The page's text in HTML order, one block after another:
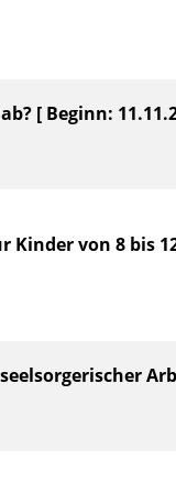
[ Beginn:
von 8 bis